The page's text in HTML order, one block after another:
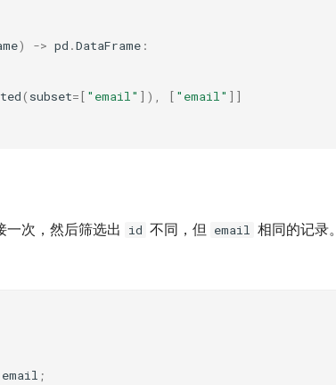
) -> pd .DataFrame :
( subset=[ "email" ]), [ "email" ]]
一次，然后筛选出 id 不同，但 email 相同的记录。
email ;